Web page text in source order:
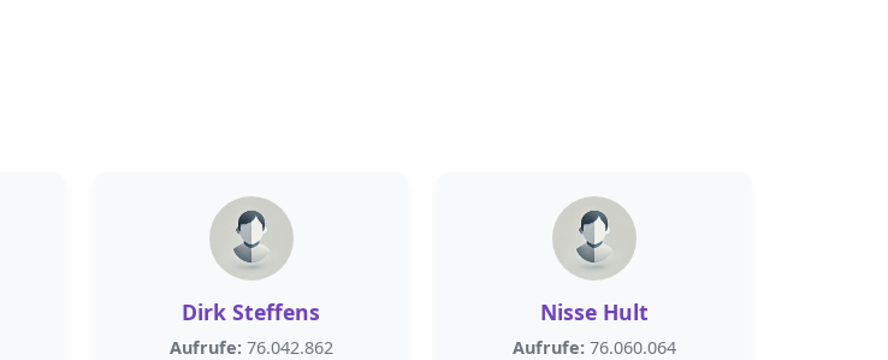
Dirk Steffens
Aufrufe: 76.042.862
Nisse Hult
Aufrufe: 76.060.064